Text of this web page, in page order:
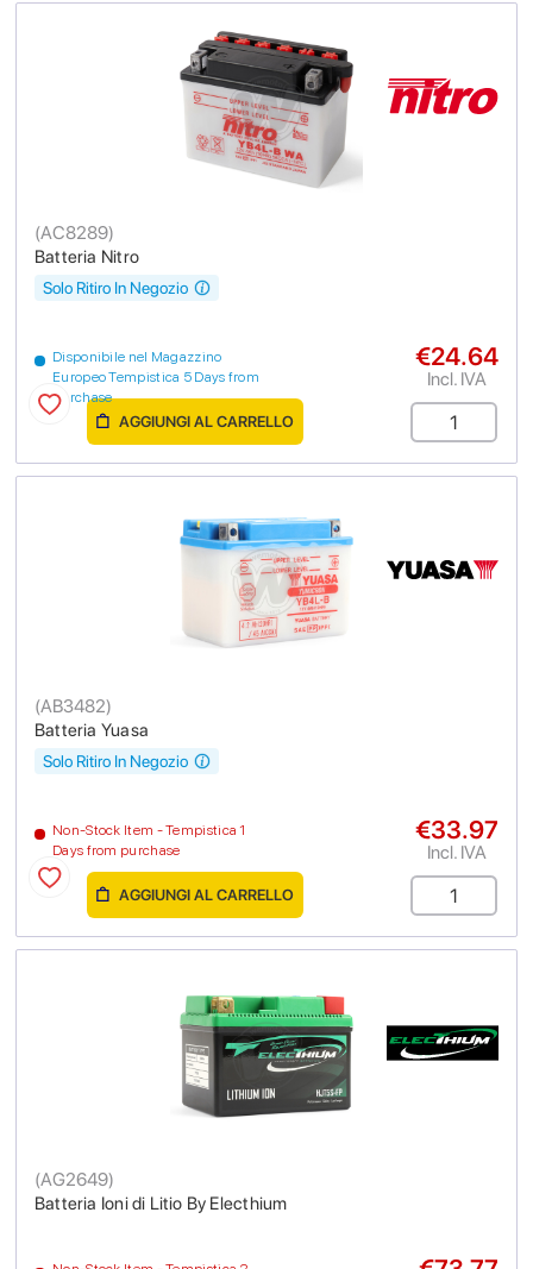
Batteria Nitro
(AC8289)
Disponibile nel Magazzino
Europeo Tempistica 5 Days from
purchase
Solo Ritiro In Negozio
€24.64
Incl. IVA
AGGIUNGI AL CARRELLO
Batteria Yuasa
(AB3482)
Non-Stock Item - Tempistica 1
Days from purchase
Solo Ritiro In Negozio
€33.97
Incl. IVA
AGGIUNGI AL CARRELLO
Batteria Ioni di Litio By Electhium
(AG2649)